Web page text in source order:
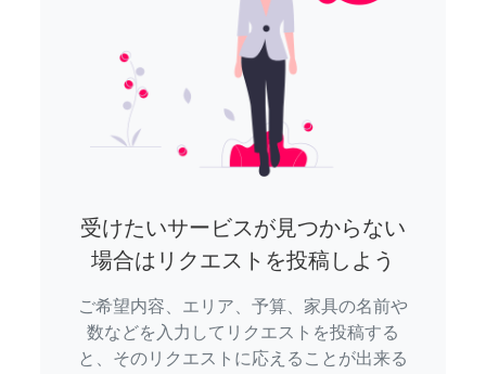
受けたいサービスが見つからない
場合はリクエストを投稿しよう
ご希望内容、エリア、予算、家具の名前や
数などを入力してリクエストを投稿する
と、そのリクエストに応えることが出来る